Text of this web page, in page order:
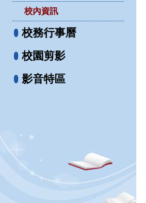
校內資訊
校務行事曆
校園剪影
影音特區